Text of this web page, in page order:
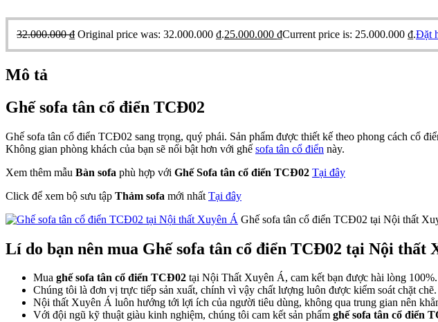
32.000.000₫ Original price was: 32.000.000 ₫.25.000.000 ₫Current price is: 25.000.000 ₫.Đặt
Mô tả
Ghế sofa tân cổ điển TCĐ02
Ghế sofa tân cổ điển TCĐ02 sang trọng, quý phái. Sản phẩm được thiết kế theo phong cách cổ
Không gian phòng khách của bạn sẽ nổi bật hơn với ghế sofa tân cổ điển này.
Xem thêm mẫu Bàn sofa phù hợp với Ghế Sofa tân cổ điển TCĐ02 Tại đây
Click để xem bộ sưu tập Thảm sofa mới nhất Tại đây
Ghế sofa tân cổ điển TCĐ02 tại Nội thất
Lí do bạn nên mua Ghế sofa tân cổ điển TCĐ02 tại Nội thất
Mua ghế sofa tân cổ điển TCĐ02 tại Nội Thất Xuyên Á, cam kết bạn được hài lòng 100%.
Chúng tôi là đơn vị trực tiếp sản xuất, chính vì vậy chất lượng luôn được kiểm soát chặt chẽ.
Nội thất Xuyên Á luôn hướng tới lợi ích của người tiêu dùng, không qua trung gian nên
Với đội ngũ kỹ thuật giàu kinh nghiệm, chúng tôi cam kết sản phẩm ghế sofa tân cổ điển